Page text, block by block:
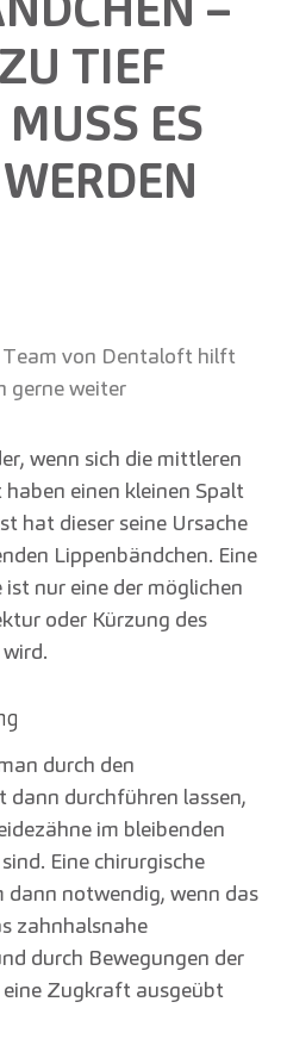
TIEF
ES
Team von Dentaloft hilft
gerne weiter
wenn sich die mittleren
einen kleinen Spalt
hat dieser seine Ursache
Lippenbändchen. Eine
nur eine der möglichen
oder Kürzung des
durch den
durchführen lassen,
im bleibenden
Eine chirurgische
notwendig, wenn das
zahnhalsnahe
durch Bewegungen der
eine Zugkraft ausgeübt